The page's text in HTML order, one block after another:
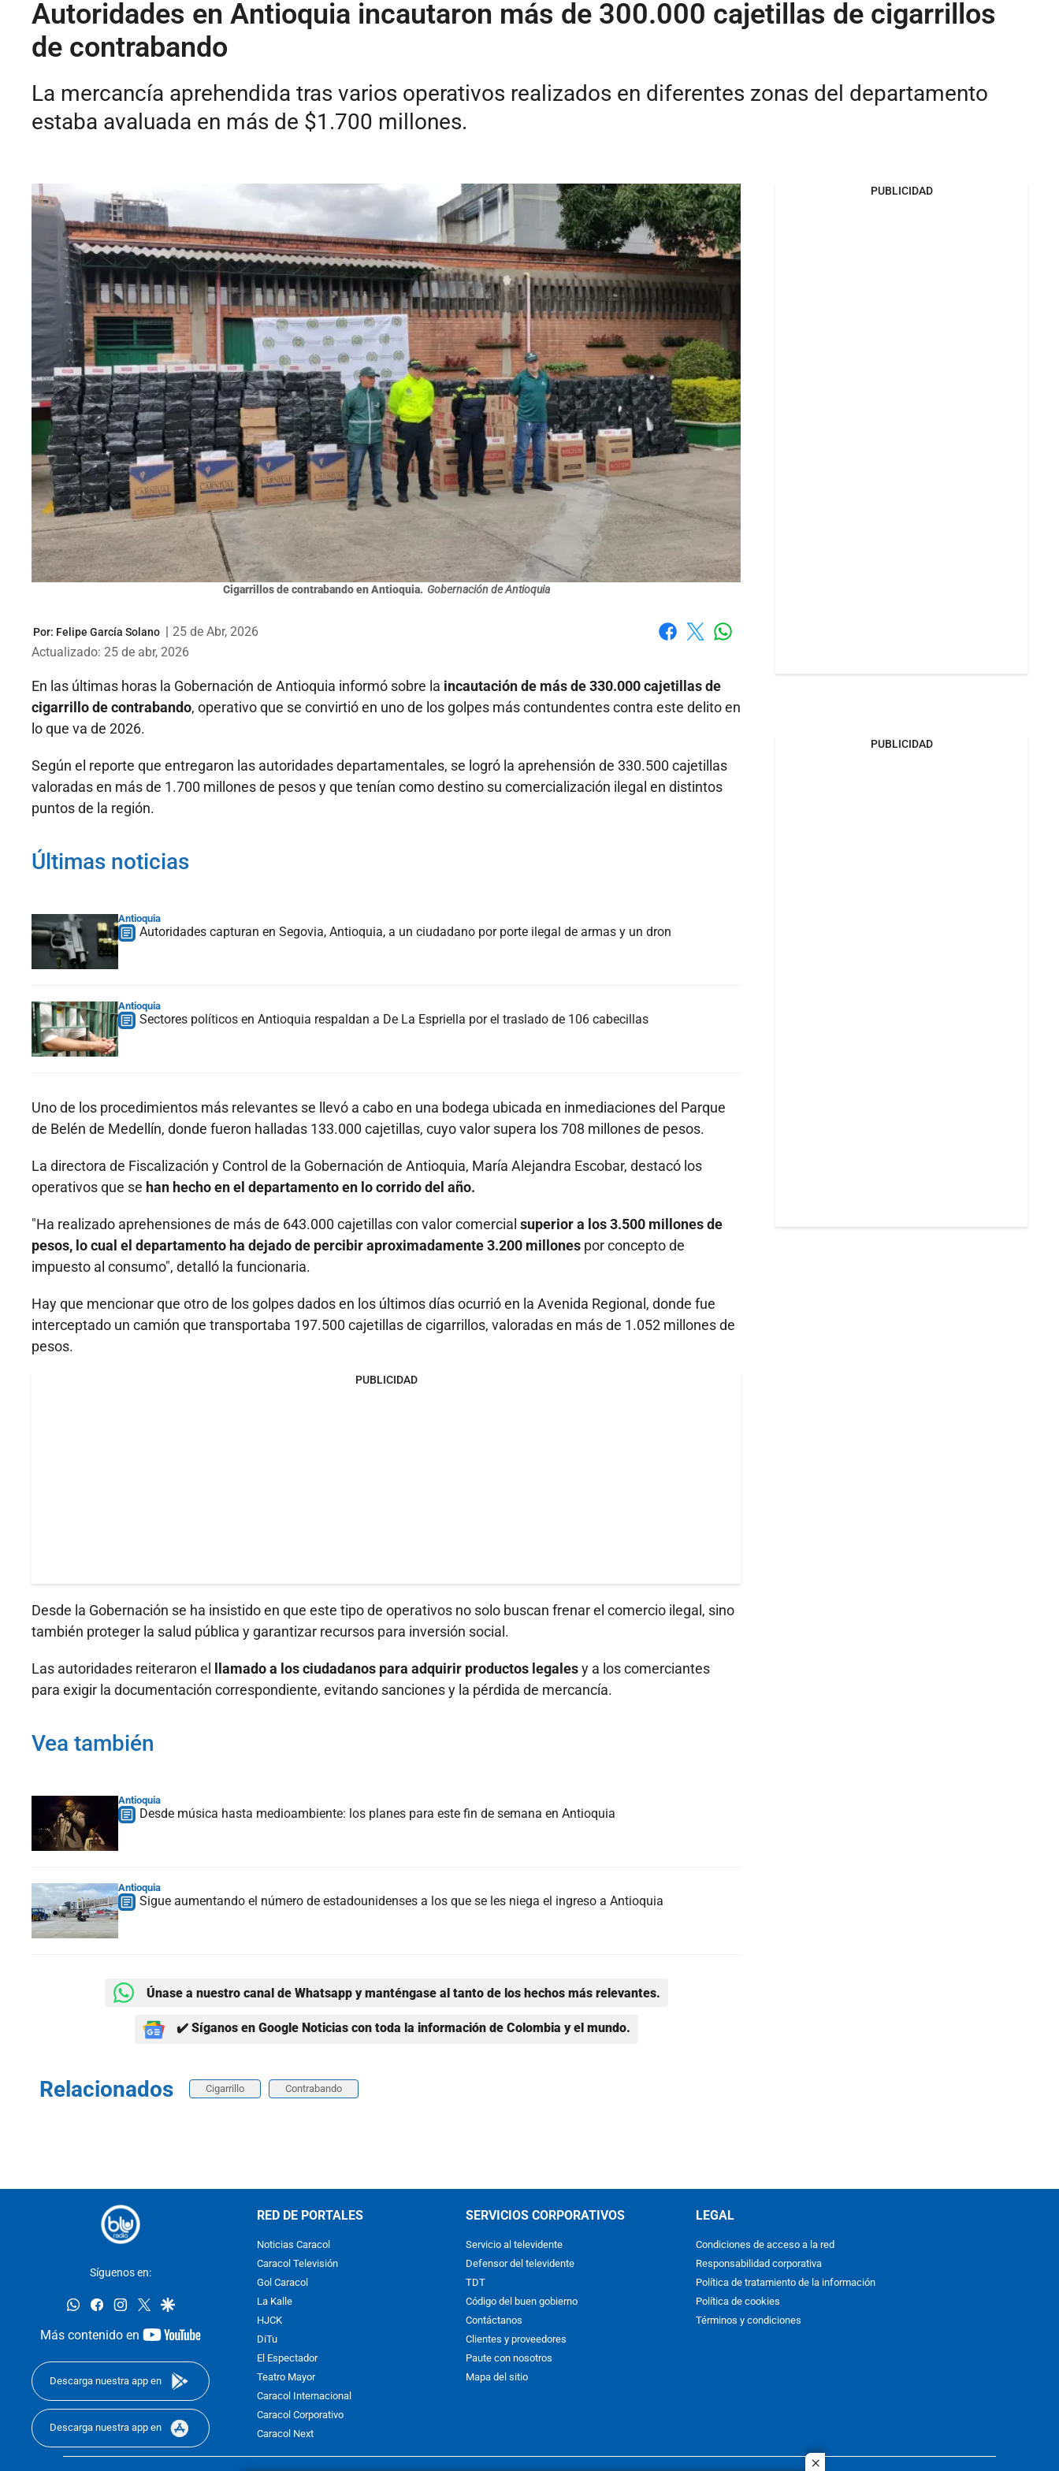
Autoridades en Antioquia incautaron más de 300.000 cajetillas de cigarrillos
de contrabando
La mercancía aprehendida tras varios operativos realizados en diferentes zonas del departamento
estaba avaluada en más de $1.700 millones.
Cigarrillos de contrabando en Antioquia. Gobernación de Antioquia
Por: Felipe García Solano | 25 de Abr, 2026
Actualizado: 25 de abr, 2026
En las últimas horas la Gobernación de Antioquia informó sobre la incautación de más de 330.000 cajetillas de
cigarrillo de contrabando, operativo que se convirtió en uno de los golpes más contundentes contra este delito en
lo que va de 2026.
Según el reporte que entregaron las autoridades departamentales, se logró la aprehensión de 330.500 cajetillas
valoradas en más de 1.700 millones de pesos y que tenían como destino su comercialización ilegal en distintos
puntos de la región.
Últimas noticias
Antioquia
Autoridades capturan en Segovia, Antioquia, a un ciudadano por porte ilegal de armas y un dron
Antioquia
Sectores políticos en Antioquia respaldan a De La Espriella por el traslado de 106 cabecillas
Uno de los procedimientos más relevantes se llevó a cabo en una bodega ubicada en inmediaciones del Parque
de Belén de Medellín, donde fueron halladas 133.000 cajetillas, cuyo valor supera los 708 millones de pesos.
La directora de Fiscalización y Control de la Gobernación de Antioquia, María Alejandra Escobar, destacó los
operativos que se han hecho en el departamento en lo corrido del año.
"Ha realizado aprehensiones de más de 643.000 cajetillas con valor comercial superior a los 3.500 millones de
pesos, lo cual el departamento ha dejado de percibir aproximadamente 3.200 millones por concepto de
impuesto al consumo", detalló la funcionaria.
Hay que mencionar que otro de los golpes dados en los últimos días ocurrió en la Avenida Regional, donde fue
interceptado un camión que transportaba 197.500 cajetillas de cigarrillos, valoradas en más de 1.052 millones de
pesos.
PUBLICIDAD
Desde la Gobernación se ha insistido en que este tipo de operativos no solo buscan frenar el comercio ilegal, sino
también proteger la salud pública y garantizar recursos para inversión social.
Las autoridades reiteraron el llamado a los ciudadanos para adquirir productos legalesy a los comerciantes
para exigir la documentación correspondiente, evitando sanciones y la pérdida de mercancía.
Vea también
Antioquia
Desde música hasta medioambiente: los planes para este fin de semana en Antioquia
Antioquia
Sigue aumentando el número de estadounidenses a los que se les niega el ingreso a Antioquia
Únase a nuestro canal de Whatsapp y manténgase al tanto de los hechos más relevantes.
✔️ Síganos en Google Noticias con toda la información de Colombia y el mundo.
Relacionados Cigarrillo Contrabando
PUBLICIDAD
PUBLICIDAD
Síguenos en:
whatsappfacebookinstagram
twittergoogle
Más contenido en
youtube-
Descarga nuestra app en
Descarga nuestra app en
RED DE PORTALES
Noticias Caracol
Caracol Televisión
Gol Caracol
La Kalle
HJCK
DiTu
El Espectador
Teatro Mayor
Caracol Internacional
Caracol Corporativo
Caracol Next
SERVICIOS CORPORATIVOS
Servicio al televidente
Defensor del televidente
TDT
Código del buen gobierno
Contáctanos
Clientes y proveedores
Paute con nosotros
Mapa del sitio
LEGAL
Condiciones de acceso a la red
Responsabilidad corporativa
Política de tratamiento de la información
Política de cookies
Términos y condiciones